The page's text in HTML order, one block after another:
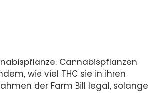
Cannabispflanzen
wie viel THC sie in ihren
der Farm Bill legal, solange